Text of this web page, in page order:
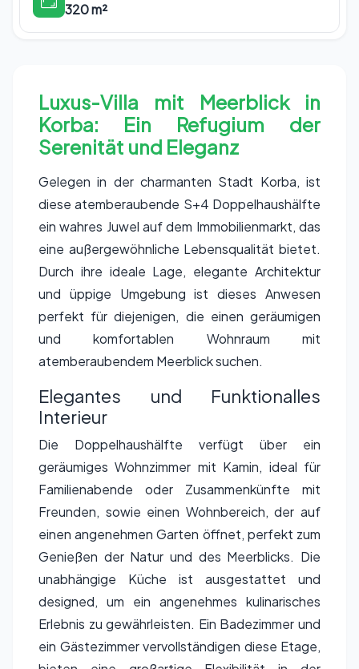
320 m²
Luxus-Villa mit Meerblick in
Korba: Ein Refugium der
Serenität und Eleganz
Gelegen in der charmanten Stadt Korba, ist
diese atemberaubende S+4 Doppelhaushälfte
ein wahres Juwel auf dem Immobilienmarkt, das
eine außergewöhnliche Lebensqualität bietet.
Durch ihre ideale Lage, elegante Architektur
und üppige Umgebung ist dieses Anwesen
perfekt für diejenigen, die einen geräumigen
und komfortablen Wohnraum mit
atemberaubendem Meerblick suchen.
Elegantes und Funktionalles
Interieur
Die Doppelhaushälfte verfügt über ein
geräumiges Wohnzimmer mit Kamin, ideal für
Familienabende oder Zusammenkünfte mit
Freunden, sowie einen Wohnbereich, der auf
einen angenehmen Garten öffnet, perfekt zum
Genießen der Natur und des Meerblicks. Die
unabhängige Küche ist ausgestattet und
designed, um ein angenehmes kulinarisches
Erlebnis zu gewährleisten. Ein Badezimmer und
ein Gästezimmer vervollständigen diese Etage,